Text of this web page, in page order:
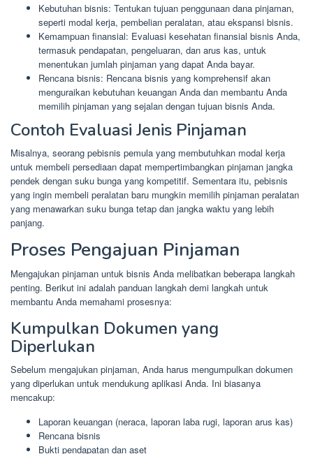
Kebutuhan bisnis: Tentukan tujuan penggunaan dana pinjaman,
seperti modal kerja, pembelian peralatan, atau ekspansi bisnis.
Kemampuan finansial: Evaluasi kesehatan finansial bisnis Anda,
termasuk pendapatan, pengeluaran, dan arus kas, untuk
menentukan jumlah pinjaman yang dapat Anda bayar.
Rencana bisnis: Rencana bisnis yang komprehensif akan
menguraikan kebutuhan keuangan Anda dan membantu Anda
memilih pinjaman yang sejalan dengan tujuan bisnis Anda.
Contoh Evaluasi Jenis Pinjaman
Misalnya, seorang pebisnis pemula yang membutuhkan modal kerja
untuk membeli persediaan dapat mempertimbangkan pinjaman jangka
pendek dengan suku bunga yang kompetitif. Sementara itu, pebisnis
yang ingin membeli peralatan baru mungkin memilih pinjaman peralatan
yang menawarkan suku bunga tetap dan jangka waktu yang lebih
panjang.
Proses Pengajuan Pinjaman
Mengajukan pinjaman untuk bisnis Anda melibatkan beberapa langkah
penting. Berikut ini adalah panduan langkah demi langkah untuk
membantu Anda memahami prosesnya:
Kumpulkan Dokumen yang
Diperlukan
Sebelum mengajukan pinjaman, Anda harus mengumpulkan dokumen
yang diperlukan untuk mendukung aplikasi Anda. Ini biasanya
mencakup:
Laporan keuangan (neraca, laporan laba rugi, laporan arus kas)
Rencana bisnis
Bukti pendapatan dan aset